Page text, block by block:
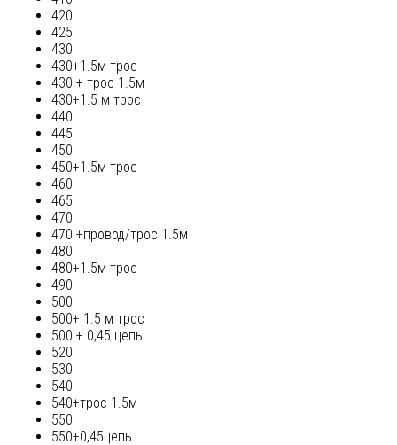
420
425
430
430+1.5м трос
430 + трос 1.5м
430+1.5 м трос
440
445
450
450+1.5м трос
460
465
470
470 +провод/трос 1.5м
480
480+1.5м трос
490
500
500+ 1.5 м трос
500 + 0,45 цепь
520
530
540
540+трос 1.5м
550
550+0,45цепь